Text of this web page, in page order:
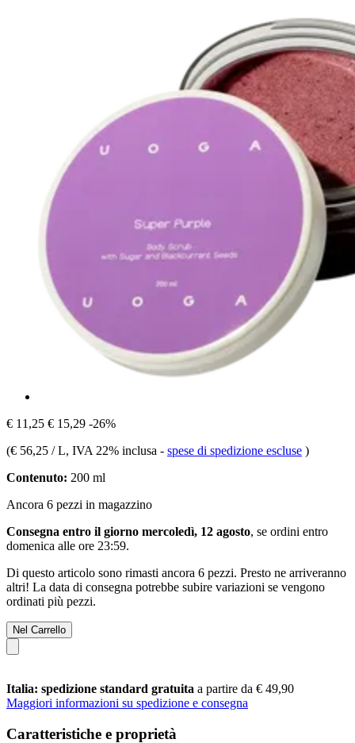
€ 11,25 € 15,29 -26%
(€ 56,25 / L, IVA 22% inclusa - spese di spedizione escluse )
Contenuto: 200 ml
Ancora 6 pezzi in magazzino
Consegna entro il giorno mercoledì, 12 agosto, se ordini entro
domenica alle ore 23:59.
Di questo articolo sono rimasti ancora 6 pezzi. Presto ne arriveranno
altri! La data di consegna potrebbe subire variazioni se vengono
ordinati più pezzi.
Nel Carrello
Italia: spedizione standard gratuita a partire da € 49,90
Maggiori informazioni su spedizione e consegna
Caratteristiche e proprietà